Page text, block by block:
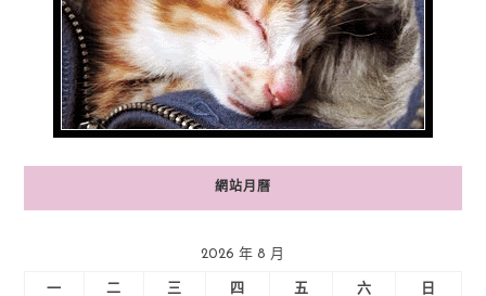
網站月曆
2026 年 8 月
一 二 三 四 五 六 日